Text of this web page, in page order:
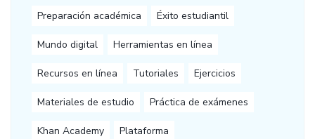
Preparación académica Éxito estudiantil
Mundo digital Herramientas en línea
Recursos en línea Tutoriales Ejercicios
Materiales de estudio Práctica de exámenes
Khan Academy Plataforma